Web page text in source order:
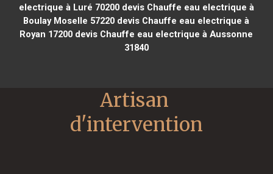
electrique à Luré 70200devis Chauffe eau electrique à
Boulay Moselle 57220 devis Chauffe eau electrique à
Royan 17200 devis Chauffe eau electrique à Aussonne
31840
Artisan
d'intervention